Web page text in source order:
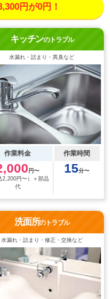
円が0円！
キッチンのトラブル
水漏れ・詰まり・異臭など
作業料金 作業時間
円〜
2,200円〜）＋部品
代
15分〜
洗面所のトラブル
水漏れ・詰まり・修正・交換など